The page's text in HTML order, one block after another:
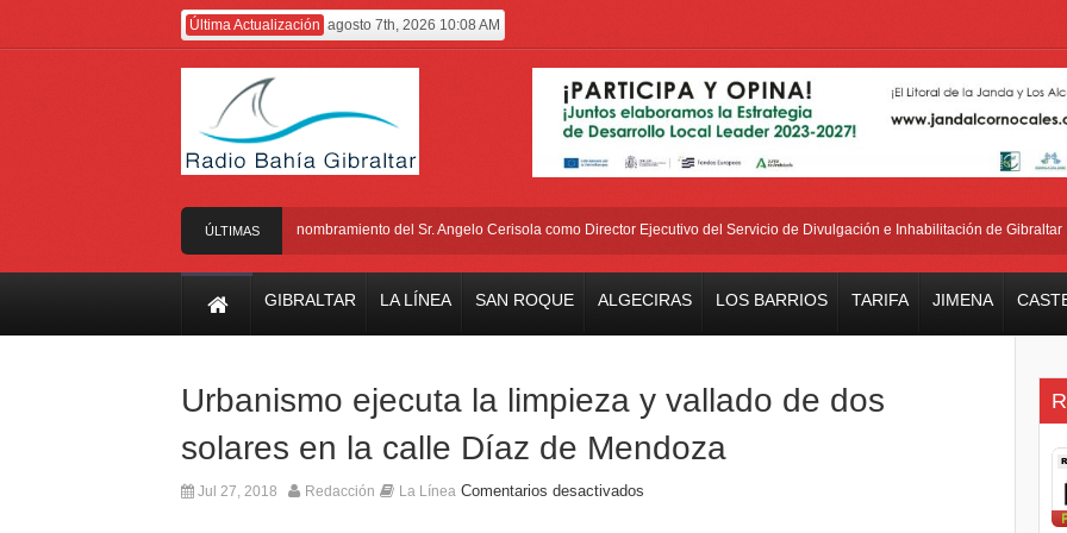
Última Actualización agosto 7th, 2026 10:08 AM
ÚLTIMAS
NOTICIAS
El Gobierno anuncia el nombramiento del Sr. Angelo Cerisola como Director Ejecutivo del Servicio de Divulgación e Inhabilitación de Gibraltar
GIBRALTAR LA LÍNEA SAN ROQUE ALGECIRAS LOS BARRIOS TARIFA JIMENA
Urbanismo ejecuta la limpieza y vallado de dos
solares en la calle Díaz de Mendoza
Jul 27, 2018 Redacción La Línea Comentarios desactivados